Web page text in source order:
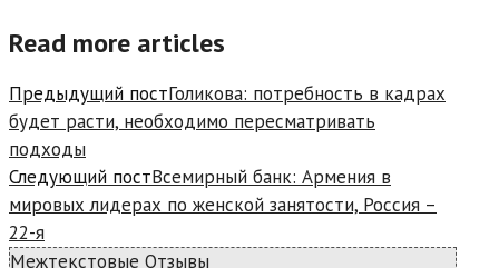
Read more articles
Предыдущий постГоликова: потребность в кадрах
будет расти, необходимо пересматривать
подходы
Следующий постВсемирный банк: Армения в
мировых лидерах по женской занятости, Россия –
22-я
Межтекстовые Отзывы